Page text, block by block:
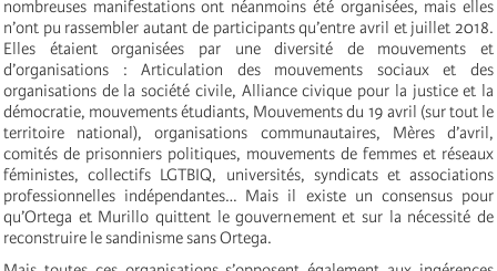
nombreuses manifestations ont néanmoins été organisées, mais elles
n’ont pu rassembler autant de participants qu’entre avril et juillet 2018.
Elles étaient organisées par une diversité de mouvements et
d’organisations : Articulation des mouvements sociaux et des
organisations de la société civile, Alliance civique pour la justice et la
démocratie, mouvements étudiants, Mouvements du 19 avril (sur tout le
territoire national), organisations communautaires, Mères d’avril,
comités de prisonniers politiques, mouvements de femmes et réseaux
féministes, collectifs LGTBIQ, universités, syndicats et associations
professionnelles indépendantes… Mais il existe un consensus pour
qu’Ortega et Murillo quittent le gouvernement et sur la nécessité de
reconstruire le sandinisme sans Ortega.